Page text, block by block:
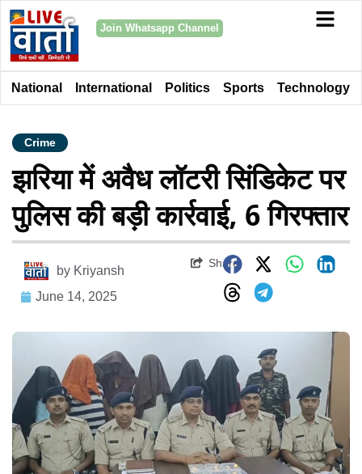
Join Whatsapp Channel
National International Politics Sports Technology
Crime
झरिया में अवैध लॉटरी सिंडिकेट पर
पुलिस की बड़ी कार्रवाई, 6 गिरफ्तार
by Kriyansh
June 14, 2025
Share